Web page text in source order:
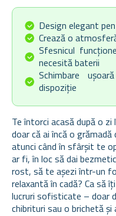
Design elegant
Crează o
Sfesnicul
necesită baterii
Schimbare
dispoziție
Te întorci acasă după o
doar că ai încă o
atunci când în sfârșit te
ar fi, în loc să dai
rost, să te așezi într-un
relaxantă în cadă? Ca să
lucruri sofisticate – doar
chibrituri sau o brichetă